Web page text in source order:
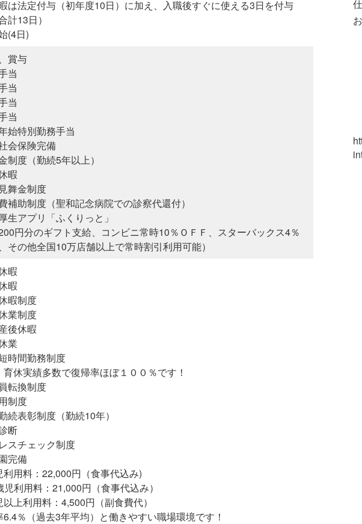
は法定付与（初年度10日）に加え、入職後すぐに使える3日を付与
計13日）
(4日)
賞与
当
当
当
当
始特別勤務手当
会保険完備
制度（勤続5年以上）
暇
舞金制度
補助制度（聖和記念病院での診察代還付）
生アプリ「ふくりっと」
200円分のギフト支給、コンビニ常時10％ＯＦＦ、スターバックス4％
その他全国10万店舗以上で常時割引利用可能）
暇
暇
暇制度
業制度
後休暇
業
時間勤務制度
休実績多数で復帰率ほぼ１００％です！
転換制度
制度
続表彰制度（勤続10年）
断
スチェック制度
完備
利用料：22,000円（食事代込み)
児利用料：21,000円（食事代込み）
以上利用料：4,500円（副食費代）
％（過去3年平均）と働きやすい職場環境です！